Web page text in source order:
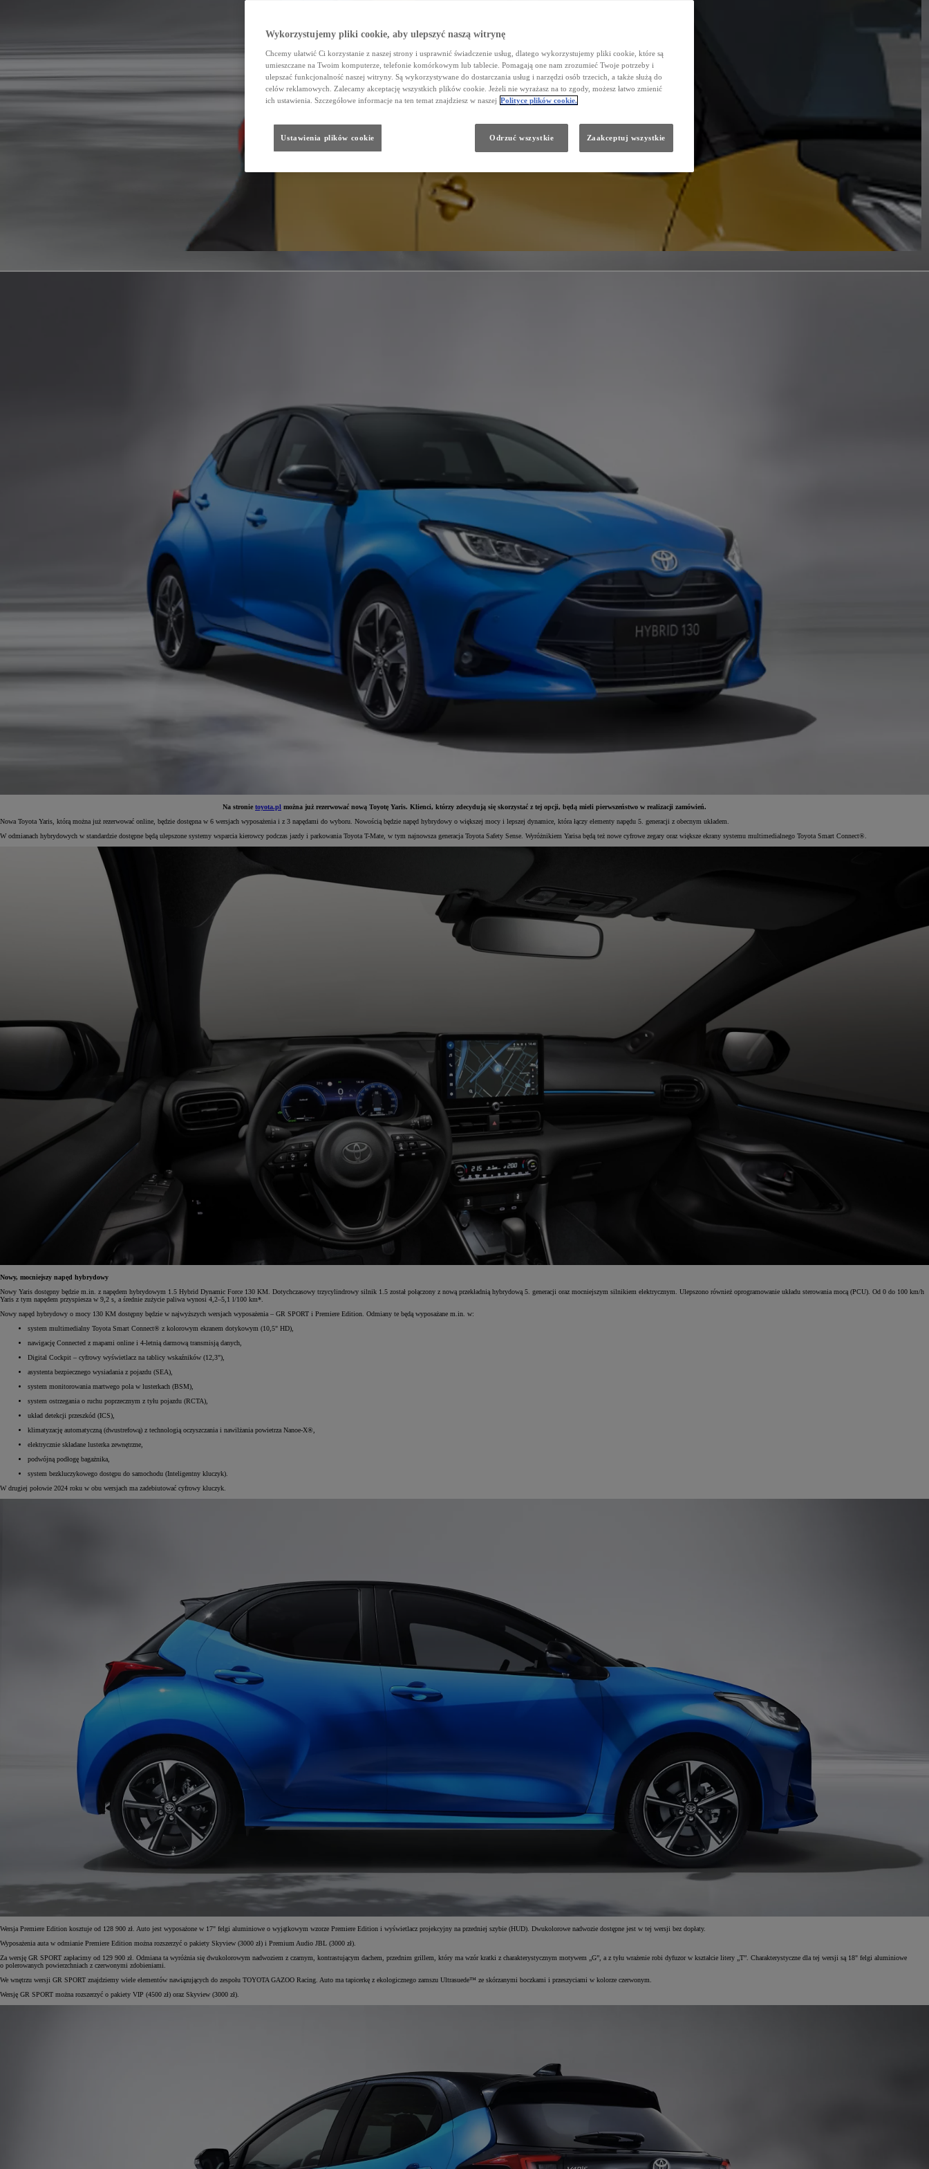
Od 81 900 zł
Od105 300 zł
Corolla Hatchback
HYBRID
Na stronie toyota.pl można już rezerwować nową Toyotę Yaris. Klienci, którzy zdecydują się skorzystać z tej opcji, będą mieli pierwszeństwo w realizacji zamówień.
Nowa Toyota Yaris, którą można już rezerwować online, będzie dostępna w 6 wersjach wyposażenia i z 3 napędami do wyboru. Nowością będzie napęd hybrydowy o większej mocy i lepszej dynamice, która łączy elementy napędu 5. generacji z obecnym układem.
W odmianach hybrydowych w standardzie dostępne będą ulepszone systemy wsparcia kierowcy podczas jazdy i parkowania Toyota T-Mate, w tym najnowsza generacja Toyota Safety Sense. Wyróżnikiem Yarisa będą też nowe cyfrowe zegary oraz większe ekrany systemu multimedialnego Toyota Smart Connect®.
Nowy, mocniejszy napęd hybrydowy
Nowy Yaris dostępny będzie m.in. z napędem hybrydowym 1.5 Hybrid Dynamic Force 130 KM. Dotychczasowy trzycylindrowy silnik 1.5 został połączony z nową przekładnią hybrydową 5. generacji oraz mocniejszym silnikiem elektrycznym. Ulepszono również oprogramowanie układu sterowania mocą (PCU). Od 0 do 100 km/h
Yaris z tym napędem przyspiesza w 9,2 s, a średnie zużycie paliwa wynosi 4,2–5,1 l/100 km*.
Nowy napęd hybrydowy o mocy 130 KM dostępny będzie w najwyższych wersjach wyposażenia – GR SPORT i Premiere Edition. Odmiany te będą wyposażane m.in. w:
system multimedialny Toyota Smart Connect® z kolorowym ekranem dotykowym (10,5" HD),
nawigację Connected z mapami online i 4-letnią darmową transmisją danych,
Digital Cockpit – cyfrowy wyświetlacz na tablicy wskaźników (12,3"),
asystenta bezpiecznego wysiadania z pojazdu (SEA),
system monitorowania martwego pola w lusterkach (BSM),
system ostrzegania o ruchu poprzecznym z tyłu pojazdu (RCTA),
układ detekcji przeszkód (ICS),
klimatyzację automatyczną (dwustrefową) z technologią oczyszczania i nawilżania powietrza Nanoe-X®,
elektrycznie składane lusterka zewnętrzne,
podwójną podłogę bagażnika,
system bezkluczykowego dostępu do samochodu (Inteligentny kluczyk).
W drugiej połowie 2024 roku w obu wersjach ma zadebiutować cyfrowy kluczyk.
Wersja Premiere Edition kosztuje od 128 900 zł. Auto jest wyposażone w 17" felgi aluminiowe o wyjątkowym wzorze Premiere Edition i wyświetlacz projekcyjny na przedniej szybie (HUD). Dwukolorowe nadwozie dostępne jest w tej wersji bez dopłaty.
Wyposażenia auta w odmianie Premiere Edition można rozszerzyć o pakiety Skyview (3000 zł) i Premium Audio JBL (3000 zł).
Za wersję GR SPORT zapłacimy od 129 900 zł. Odmiana ta wyróżnia się dwukolorowym nadwoziem z czarnym, kontrastującym dachem, przednim grillem, który ma wzór kratki z charakterystycznym motywem „G”, a z tyłu wrażenie robi dyfuzor w kształcie litery „T”. Charakterystyczne dla tej wersji są 18" felgi aluminiowe
o polerowanych powierzchniach z czerwonymi zdobieniami.
We wnętrzu wersji GR SPORT znajdziemy wiele elementów nawiązujących do zespołu TOYOTA GAZOO Racing. Auto ma tapicerkę z ekologicznego zamszu Ultrasuede™ ze skórzanymi boczkami i przeszyciami w kolorze czerwonym.
Wersję GR SPORT można rozszerzyć o pakiety VIP (4500 zł) oraz Skyview (3000 zł).
Wykorzystujemy pliki cookie, aby ulepszyć naszą witrynę
Chcemy ułatwić Ci korzystanie z naszej strony i usprawnić świadczenie usług, dlatego wykorzystujemy pliki cookie, które są
umieszczane na Twoim komputerze, telefonie komórkowym lub tablecie. Pomagają one nam zrozumieć Twoje potrzeby i
ulepszać funkcjonalność naszej witryny. Są wykorzystywane do dostarczania usług i narzędzi osób trzecich, a także służą do
celów reklamowych. Zalecamy akceptację wszystkich plików cookie. Jeżeli nie wyrażasz na to zgody, możesz łatwo zmienić
ich ustawienia. Szczegółowe informacje na ten temat znajdziesz w naszej Polityce plików cookie.
Odrzuć wszystkie Zaakceptuj wszystkie
Ustawienia plików cookie